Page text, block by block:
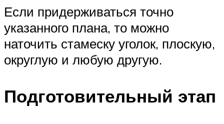
Если придерживаться точно
указанного плана, то можно
наточить стамеску уголок, плоскую,
округлую и любую другую.
Подготовительный этап